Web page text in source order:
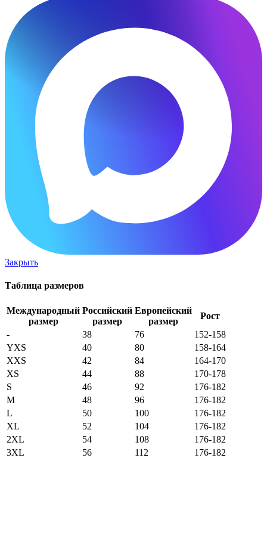
Закрыть
Таблица размеров
Международный
размер
Российский
размер
Европейский
размер
Рост
-
38 76
152-158
YXS
40 80
158-164
XXS
42 84
164-170
XS
44 88
170-178
S
46 92
176-182
M
48 96
176-182
L
50 100
176-182
XL
52 104
176-182
2XL
54 108
176-182
3XL
56 112 176-182